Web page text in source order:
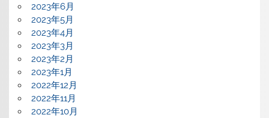
2023年6月
2023年5月
2023年4月
2023年3月
2023年2月
2023年1月
2022年12月
2022年11月
2022年10月